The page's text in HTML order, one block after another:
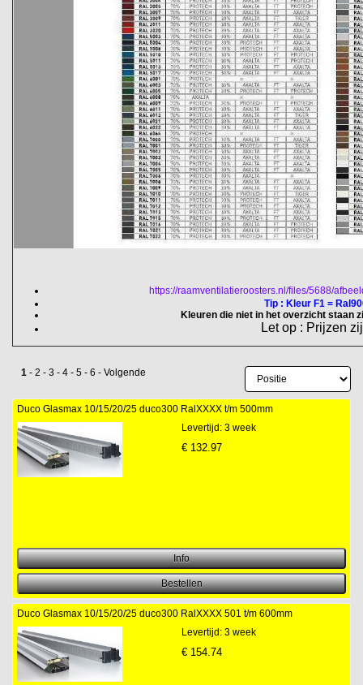
https://raamventilatieroosters.nl/files/5688/
Tip : Kleur F1 =
Kleuren die niet in het overzicht staan
Let op : Prijzen
1 - 2 - 3 - 4 - 5 - 6 - Volgende
Duco Glasmax 10/15/20/25 duco300 RalXXXX t/m 500mm
Levertijd: 3 week
€ 132.97
Duco Glasmax 10/15/20/25 duco300 RalXXXX 501 t/m 600mm
Levertijd: 3 week
€ 154.74